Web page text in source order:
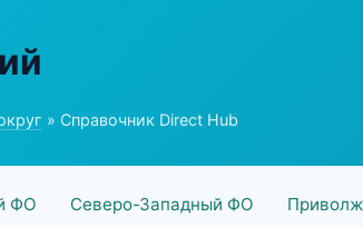
» Справочник Direct Hub
ФО Северо-Западный ФО